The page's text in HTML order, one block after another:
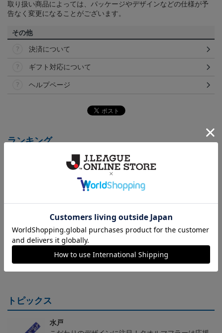
取り扱い商品によっては、パッケージやデザインなどの仕様が予
告なく変更になることがございます。
その他
決済について
ギフト対応について
ヘルプページ
ランキング
センティックユニフォー
ム FP 1st
ンティックユニフォーム
FP 1st
センティックユニフォー
ム FP 2nd
20,020円～25,520円
トピックス
水戸